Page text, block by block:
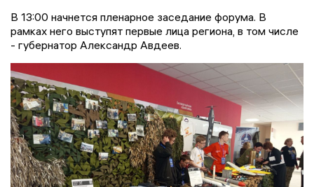
В 13:00 начнется пленарное заседание форума. В
рамках него выступят первые лица региона, в том числе
- губернатор Александр Авдеев.